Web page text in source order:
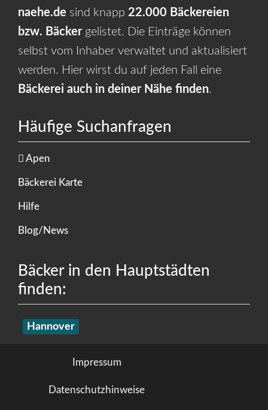
naehe.de sind knapp 22.000 Bäckereien
bzw. Bäckergelistet. Die Einträge können
selbst vom Inhaber verwaltet und aktualisiert
werden. Hier wirst du auf jeden Fall eine
Bäckerei auch in deiner Nähe finden.
Häufige Suchanfragen
Apen
Bäckerei Karte
Hilfe
Blog/News
Bäcker in den Hauptstädten
finden:
Hannover
Impressum
Datenschutzhinweise